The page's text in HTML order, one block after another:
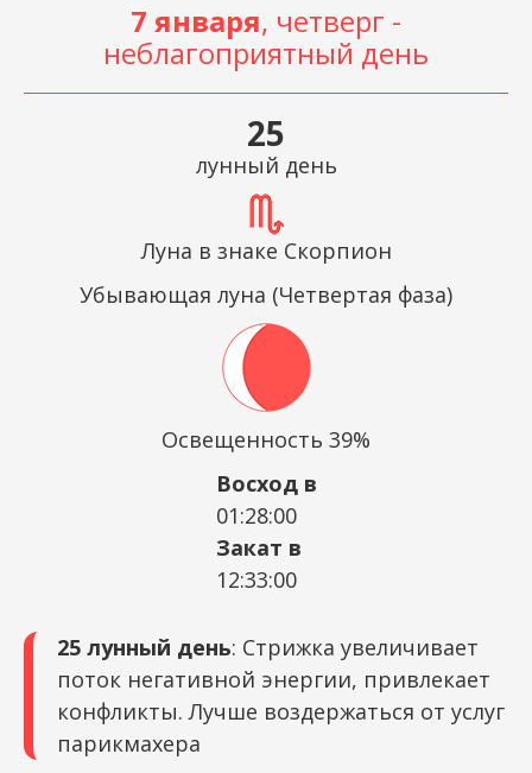
7 января, четверг -
неблагоприятный день
25
лунный день
Луна в знаке Скорпион
Убывающая луна (Четвертая фаза)
Освещенность 39%
Восход в
01:28:00
Закат в
12:33:00
25 лунный день: Стрижка увеличивает
поток негативной энергии, привлекает
конфликты. Лучше воздержаться от услуг
парикмахера